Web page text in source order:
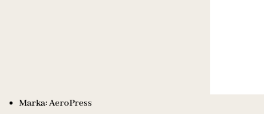
Marka:AeroPress